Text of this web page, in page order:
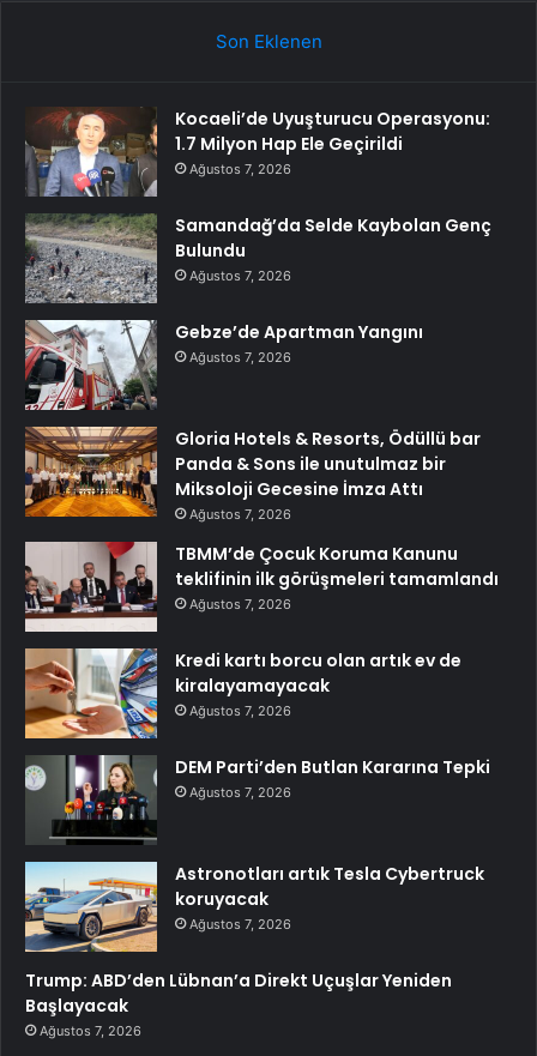
Son Eklenen
Kocaeli’de Uyuşturucu Operasyonu:
1.7 Milyon Hap Ele Geçirildi
Ağustos 7, 2026
Samandağ’da Selde Kaybolan Genç
Bulundu
Ağustos 7, 2026
Gebze’de Apartman Yangını
Ağustos 7, 2026
Gloria Hotels & Resorts, Ödüllü bar
Panda & Sons ile unutulmaz bir
Miksoloji Gecesine İmza Attı
Ağustos 7, 2026
TBMM’de Çocuk Koruma Kanunu
teklifinin ilk görüşmeleri tamamlandı
Ağustos 7, 2026
Kredi kartı borcu olan artık ev de
kiralayamayacak
Ağustos 7, 2026
DEM Parti’den Butlan Kararına Tepki
Ağustos 7, 2026
Astronotları artık Tesla Cybertruck
koruyacak
Ağustos 7, 2026
Trump: ABD’den Lübnan’a Direkt Uçuşlar Yeniden
Başlayacak
Ağustos 7, 2026